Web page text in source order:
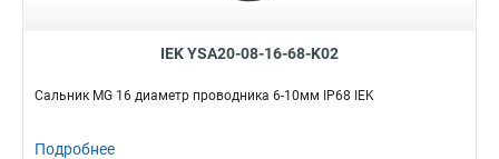
IEK YSA20-08-16-68-K02
Сальник MG 16 диаметр проводника 6-10мм IP68 IEK
Подробнее